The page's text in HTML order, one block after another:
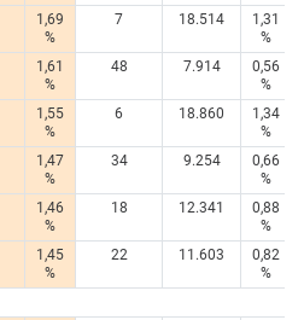
1,69
%
7 18.514
1,31
%
1,61
%
48 7.914
0,56
%
1,55
%
6 18.860
1,34
%
1,47
%
34 9.254
0,66
%
1,46
%
18 12.341
0,88
%
1,45
%
22 11.603
0,82
%